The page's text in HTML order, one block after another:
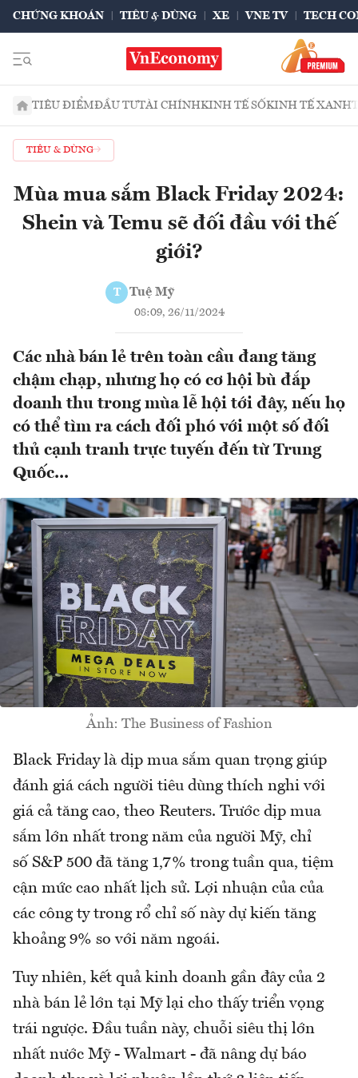
CHỨNG KHOÁN TIÊU & DÙNG XE VNE TV TECH
TIÊU ĐIỂMĐẦU TƯTÀI CHÍNHKINH TẾ SỐKINH TẾ XANH
TIÊU & DÙNG
Mùa mua sắm Black Friday 2024:
Shein và Temu sẽ đối đầu với thế
giới?
T Tuệ Mỹ
08:09, 26/11/2024
Các nhà bán lẻ trên toàn cầu đang tăng
chậm chạp, nhưng họ có cơ hội bù đắp
doanh thu trong mùa lễ hội tới đây, nếu họ
có thể tìm ra cách đối phó với một số đối
thủ cạnh tranh trực tuyến đến từ Trung
Quốc...
Ảnh: The Business of Fashion
Black Friday là dịp mua sắm quan trọng giúp
đánh giá cách người tiêu dùng thích nghi với
giá cả tăng cao, theo Reuters. Trước dịp mua
sắm lớn nhất trong năm của người Mỹ, chỉ
số S&P 500 đã tăng 1,7% trong tuần qua, tiệm
cận mức cao nhất lịch sử. Lợi nhuận của của
các công ty trong rổ chỉ số này dự kiến tăng
khoảng 9% so với năm ngoái.
Tuy nhiên, kết quả kinh doanh gần đây của 2
nhà bán lẻ lớn tại Mỹ lại cho thấy triển vọng
trái ngược. Đầu tuần này, chuỗi siêu thị lớn
nhất nước Mỹ - Walmart - đã nâng dự báo